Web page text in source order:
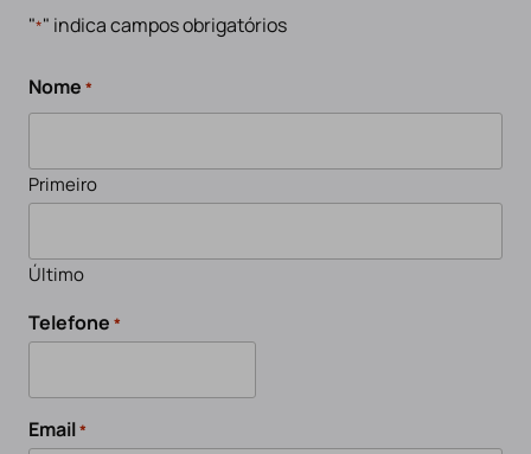
"*" indica campos obrigatórios
Nome *
Primeiro
Último
Telefone *
Email*